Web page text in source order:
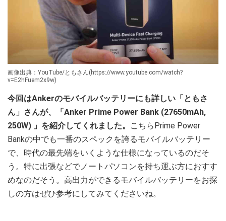
画像出典：YouTube/ともさん(https://www.youtube.com/watch?
v=E2hFuem2x9w)
今回はAnkerのモバイルバッテリーにも詳しい「ともさ
ん」さんが、「Anker Prime Power Bank (27650mAh,
250W) 」を紹介してくれました。
こちらPrime Power
Bankの中でも一番のスペックを誇るモバイルバッテリー
で、時代の最先端をいくような仕様になっているのだそ
う。特に出張などでノートパソコンを持ち運ぶ方におすす
めなのだそう。高出力ができるモバイルバッテリーをお探
しの方はぜひ参考にしてみてくださいね。